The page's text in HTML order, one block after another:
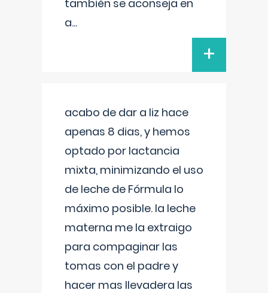
también se aconseja en
a...
+
acabo de dar a liz hace
apenas 8 dias, y hemos
optado por lactancia
mixta, minimizando el uso
de leche de Fórmula lo
máximo posible. la leche
materna me la extraigo
para compaginar las
tomas con el padre y
hacer mas llevadera las